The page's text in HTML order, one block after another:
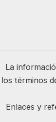
La
los términos
Enlaces y